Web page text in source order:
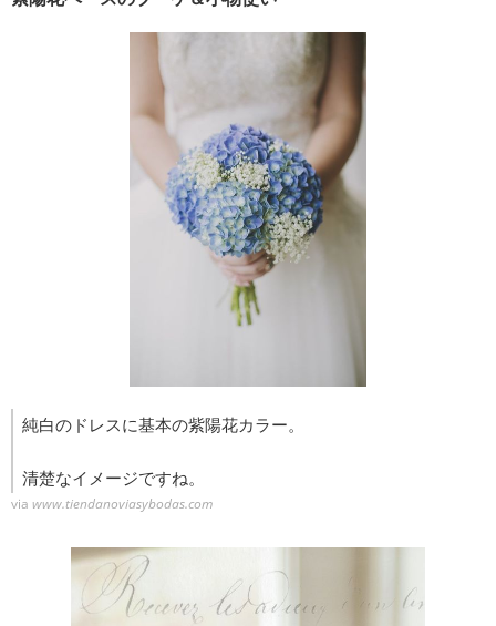
純白のドレスに基本の紫陽花カラー。
清楚なイメージですね。
via www.tiendanoviasybodas.com